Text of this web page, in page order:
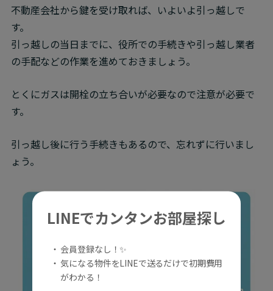
LINEでカンタンお部屋探し
・ 会員登録なし！✨
・ 気になる物件をLINEで送るだけで初期費用
がわかる！
不動産会社から鍵を受け取れば、いよいよ引っ越しで
す。
引っ越しの当日までに、役所での手続きや引っ越し業者
の手配などの作業を進めておきましょう。
とくにガスは開栓の立ち合いが必要なので注意が必要で
す。
引っ越し後に行う手続きもあるので、忘れずに行いまし
ょう。